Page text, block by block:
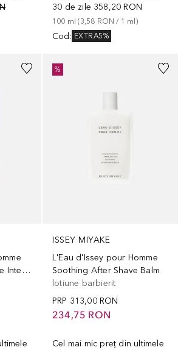
30 de zile 358,20 RON
100 ml (3,58 RON / 1 ml)
Cod : EXTRA5%
Vetiver Eau de Toilette Intense
ISSEY MIYAKE
L'Eau d'Issey pour Homme
Soothing After Shave Balm
lotiune barbierit
PRP 313,00 RON
234,75 RON
Cel mai mic preț din ultimele
%